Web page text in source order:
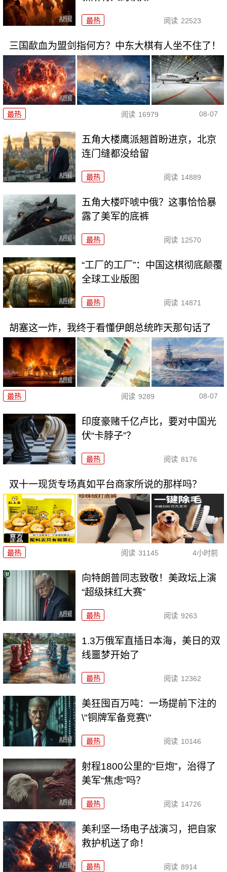
最热 阅读 22523
三国歃血为盟剑指何方？中东大棋有人坐不住了！
最热 阅读 16979 08-07
五角大楼鹰派翘首盼进京，北京
连门缝都没给留
最热 阅读 14889
五角大楼吓唬中俄？这事恰恰暴
露了美军的底裤
最热 阅读 12570
“工厂的工厂”：中国这棋彻底颠覆
全球工业版图
最热 阅读 14871
胡塞这一炸，我终于看懂伊朗总统昨天那句话了
最热 阅读 9289 08-07
印度豪赌千亿卢比，要对中国光
伏“卡脖子”？
最热 阅读 8176
双十一现货专场真如平台商家所说的那样吗？
最热 阅读 31145 4小时前
向特朗普同志致敬！美政坛上演
“超级抹红大赛”
最热 阅读 9263
1.3万俄军直插日本海，美日的双
线噩梦开始了
最热 阅读 12362
美狂囤百万吨：一场提前下注的
\"铜牌军备竞赛\"
最热 阅读 10146
射程1800公里的“巨炮”，治得了
美军“焦虑”吗？
最热 阅读 14726
美利坚一场电子战演习，把自家
救护机送了命！
最热 阅读 8914